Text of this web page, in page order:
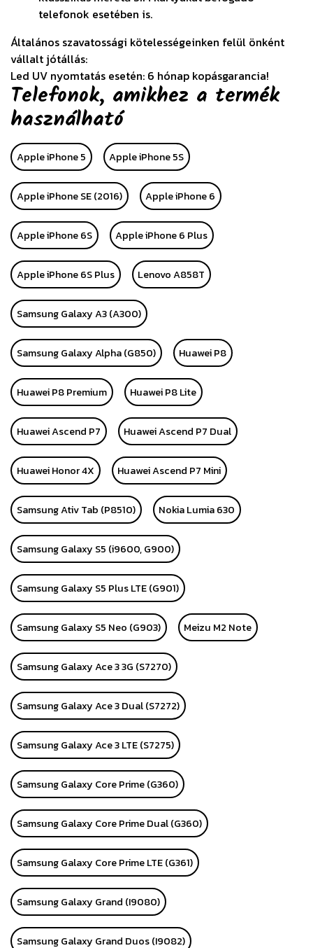
telefonok esetében is.
Általános szavatossági kötelességeinken felül önként
vállalt jótállás:
Led UV nyomtatás esetén: 6 hónap kopásgarancia!
Telefonok, amikhez a termék
használható
Apple iPhone 5 Apple iPhone 5S
Apple iPhone SE (2016) Apple iPhone 6
Apple iPhone 6S Apple iPhone 6 Plus
Apple iPhone 6S Plus Lenovo A858T
Samsung Galaxy A3 (A300)
Samsung Galaxy Alpha (G850) Huawei P8
Huawei P8 Premium Huawei P8 Lite
Huawei Ascend P7 Huawei Ascend P7 Dual
Huawei Honor 4X Huawei Ascend P7 Mini
Samsung Ativ Tab (P8510) Nokia Lumia 630
Samsung Galaxy S5 (i9600, G900)
Samsung Galaxy S5 Plus LTE (G901)
Samsung Galaxy S5 Neo (G903) Meizu M2 Note
Samsung Galaxy Ace 3 3G (S7270)
Samsung Galaxy Ace 3 Dual (S7272)
Samsung Galaxy Ace 3 LTE (S7275)
Samsung Galaxy Core Prime (G360)
Samsung Galaxy Core Prime Dual (G360)
Samsung Galaxy Core Prime LTE (G361)
Samsung Galaxy Grand (I9080)
Samsung Galaxy Grand Duos (I9082)